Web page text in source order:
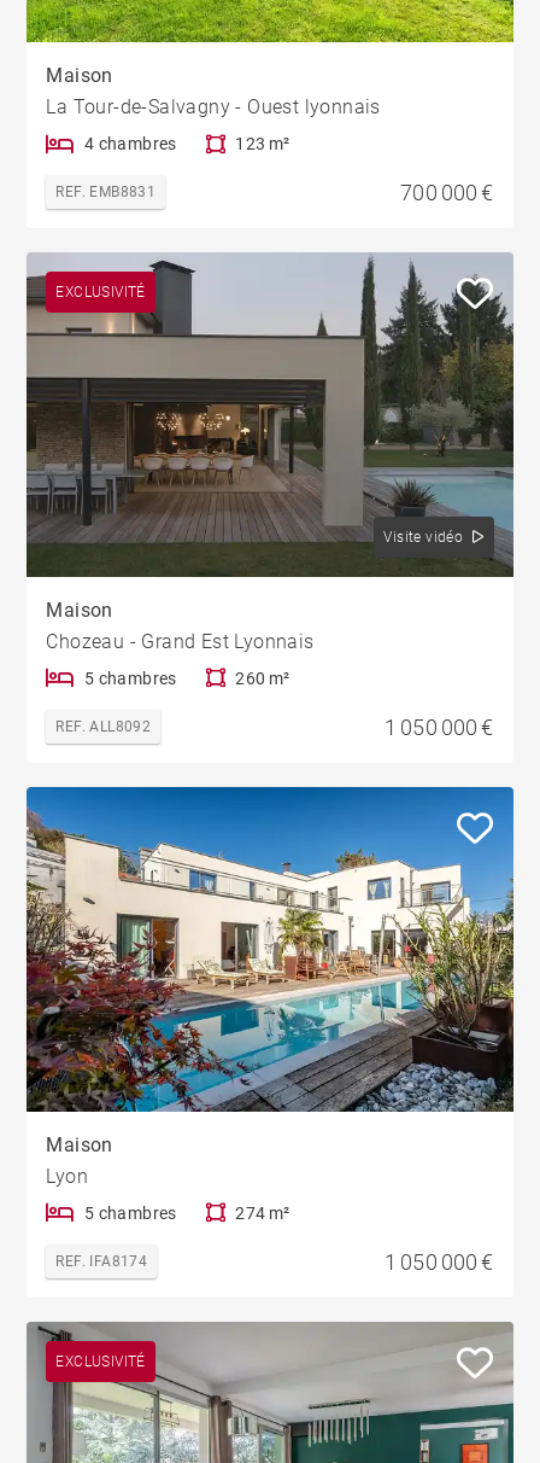
Maison
La Tour-de-Salvagny - Ouest lyonnais
4 chambres 123 m²
REF. EMB8831 700 000 €
EXCLUSIVITÉ
Visite vidéo
Maison
Chozeau - Grand Est Lyonnais
5 chambres 260 m²
REF. ALL8092 1 050 000 €
Maison
Lyon
5 chambres 274 m²
REF. IFA8174 1 050 000 €
EXCLUSIVITÉ